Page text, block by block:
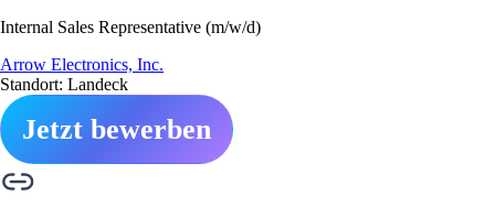
Internal Sales Representative (m/w/d)
Arrow Electronics, Inc.
Standort: Landeck
Jetzt bewerben